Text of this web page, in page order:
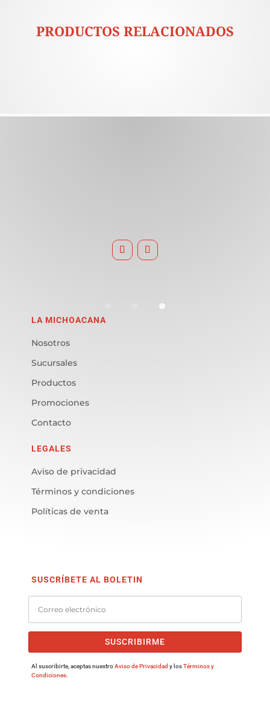
PRODUCTOS RELACIONADOS
LA MICHOACANA
Nosotros
Sucursales
Productos
Promociones
Contacto
LEGALES
Aviso de privacidad
Términos y condiciones
Políticas de venta
SUSCRÍBETE AL BOLETIN
SUSCRIBIRME
Al suscribirte, aceptas nuestroAviso de Privacidad y losTérminos y
Condiciones.